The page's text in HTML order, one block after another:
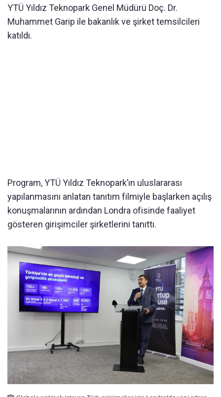
YTÜ Yıldız Teknopark Genel Müdürü Doç. Dr.
Muhammet Garip ile bakanlık ve şirket temsilcileri
katıldı.
Program, YTÜ Yıldız Teknopark’ın uluslararası
yapılanmasını anlatan tanıtım filmiyle başlarken açılış
konuşmalarının ardından Londra ofisinde faaliyet
gösteren girişimciler şirketlerini tanıttı.